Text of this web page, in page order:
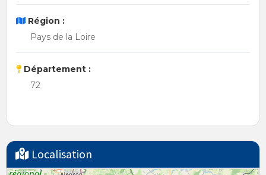
Région :
Pays de la Loire
Département :
72
Localisation